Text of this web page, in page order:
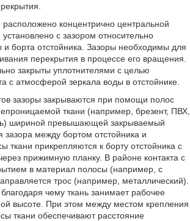
концентрично центральной
с зазором относительно
и борта отстойника. Зазоры необходимы для
перекрытия в процессе его вращения.
закрыты уплотнителями с целью
с атмосферой зеркала воды в отстойнике.
зазоры закрываются при помощи полос
ткани (например, брезент, ПВХ,
шириной превышающей закрываемый
зазора между бортом отстойника и
ткани прикрепляются к борту отстойника с
прижимную планку. В районе контакта с
в материал полосы (например, с
трос (например, металлический).
чему ткань занимает рабочее
высоте. При этом между местом крепления
ткани обеспечивают расстояние